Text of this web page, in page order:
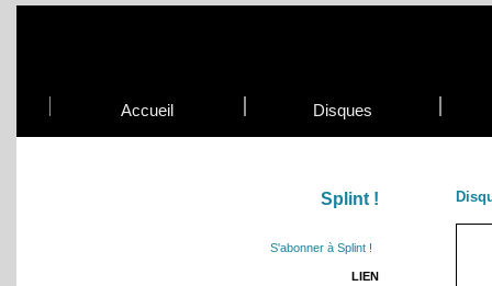
Accueil Disques
Splint !
S'abonner à Splint !
LIEN